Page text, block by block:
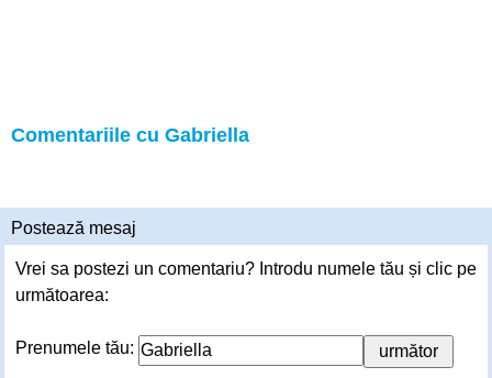
Comentariile cu Gabriella
Postează mesaj
Vrei sa postezi un comentariu? Introdu numele tău și clic pe
următoarea:
Prenumele tău: